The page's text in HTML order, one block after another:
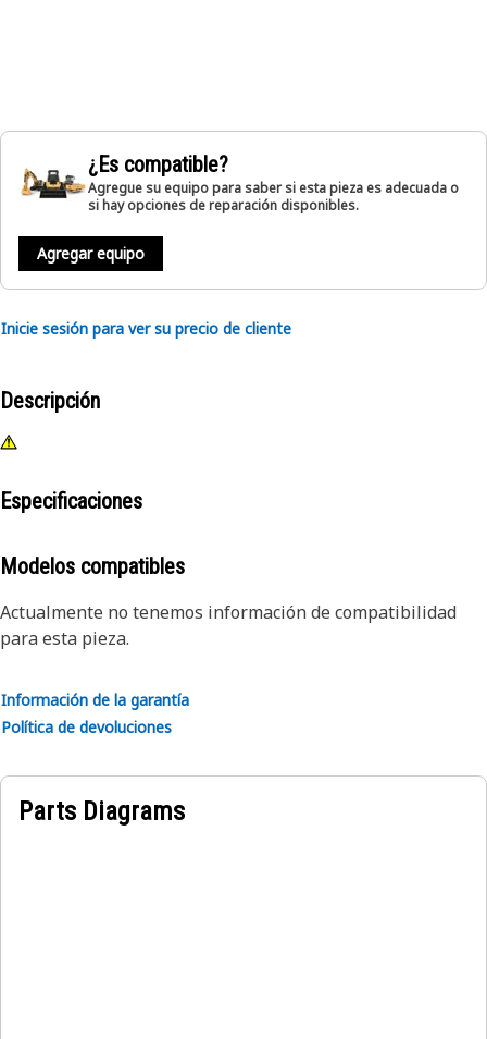
¿Es compatible?
Agregue su equipo para saber si esta pieza es adecuada o
si hay opciones de reparación disponibles.
Agregar equipo
Inicie sesión para ver su precio de cliente
Descripción
Especificaciones
Modelos compatibles
Actualmente no tenemos información de compatibilidad
para esta pieza.
Información de la garantía
Política de devoluciones
Parts Diagrams